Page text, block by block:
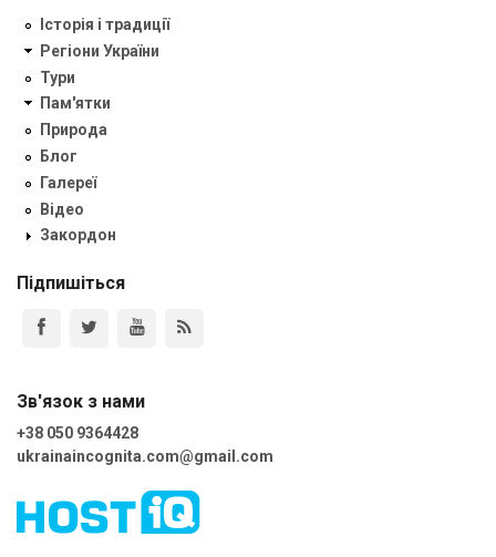
Історія і традиції
Регіони України
Тури
Пам'ятки
Природа
Блог
Галереї
Відео
Закордон
Підпишіться
Зв'язок з нами
+38 050 9364428
ukrainaincognita.com@gmail.com